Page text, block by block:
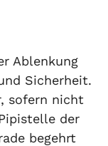
Ablenkung
Sicherheit.
sofern nicht
der
begehrt